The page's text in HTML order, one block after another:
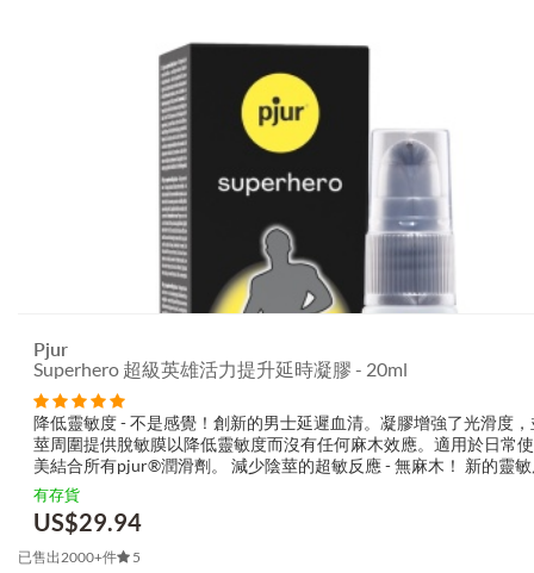
Pjur
Superhero 超級英雄活力提升延時凝膠 - 20ml
降低靈敏度 - 不是感覺！創新的男士延遲血清。凝膠增強了光滑度
莖周圍提供脫敏膜以降低靈敏度而沒有任何麻木效應。適用於日常
美結合所有pjur®潤滑劑。 減少陰莖的超敏反應 - 無麻木！ 新的靈
低，看不見的膜 男士濃縮延遲血清 成分：環戊矽氧烷，聚二甲基...
有存貨
US$29.94
已售出2000+件 5